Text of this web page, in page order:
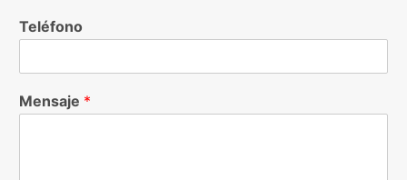
Teléfono
Mensaje *